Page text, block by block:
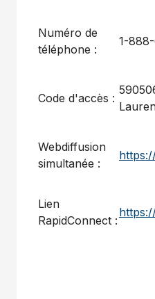
Numéro de
téléphone :
1-
Code d'accès :
Webdiffusion
simultanée :
Lien
RapidConnect :